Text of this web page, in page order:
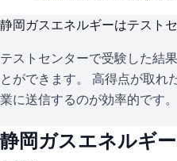
静岡ガスエネルギーはテスト
テストセンターで受験した結
とができます。 高得点が取れ
業に送信するのが効率的です。
静岡ガスエネルギー